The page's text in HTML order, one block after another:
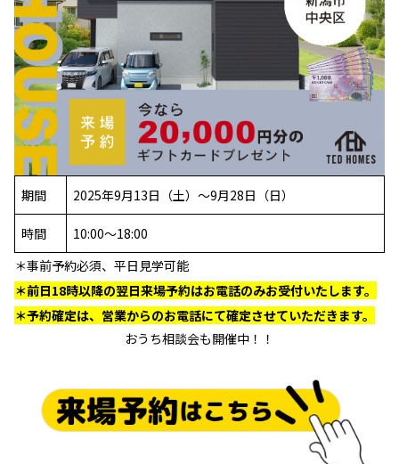
期間 2025年9月13日（土）～9月28日（日）
時間
10:00～18:00
＊事前予約必須、平日見学可能
＊前日18時以降の翌日来場予約はお電話のみお受付いたします。
＊予約確定は、営業からのお電話にて確定させていただきます。
おうち相談会も開催中！！